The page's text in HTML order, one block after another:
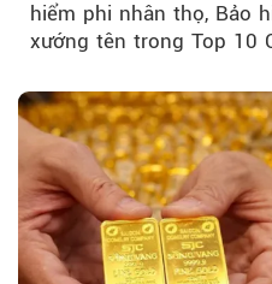
hiểm phi nhân thọ, Bảo
xướng tên trong Top 10